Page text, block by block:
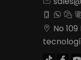
  
 No